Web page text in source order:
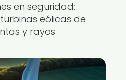
en seguridad:
eólicas de
y rayos